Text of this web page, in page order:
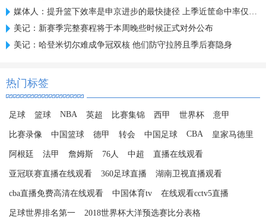
媒体人：提升篮下效率是申京进步的最快捷径 上季近筐命中率仅61%
美记：新赛季完整赛程将于本周晚些时候正式对外公布
美记：哈登米切尔难成争冠双核 他们防守拉胯且季后赛隐身
热门标签
足球 篮球 NBA 英超 比赛集锦 西甲 世界杯 意甲
比赛录像 中国篮球 德甲 转会 中国足球 CBA 皇家马德里
阿根廷 法甲 詹姆斯 76人 中超 直播在线观看
亚冠联赛直播在线观看 360足球直播 湖南卫视直播观看
cba直播免费高清在线观看 中国体育tv 在线观看cctv5直播
足球世界排名第一 2018世界杯大洋预选赛比分表格